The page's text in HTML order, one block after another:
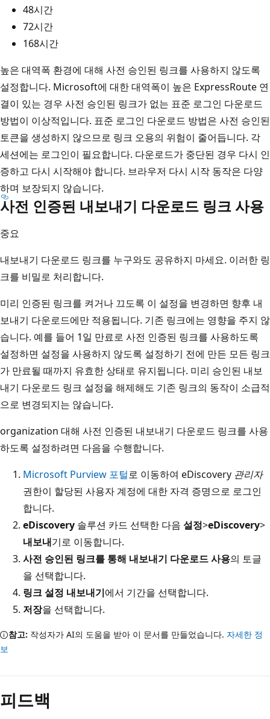
48시간
72시간
168시간
높은 대역폭 환경에 대해 사전 승인된 링크를 사용하지 않도록
설정합니다. Microsoft에 대한 대역폭이 높은 ExpressRoute 연
결이 있는 경우 사전 승인된 링크가 없는 표준 로그인 다운로드
방법이 이상적입니다. 표준 로그인 다운로드 방법은 사전 승인된
토큰을 생성하지 않으므로 링크 오용의 위험이 줄어듭니다. 각
세션에는 로그인이 필요합니다. 다운로드가 중단된 경우 다시 인
증하고 다시 시작해야 합니다. 브라우저 다시 시작 동작은 다양
하며 보장되지 않습니다.
사전 인증된 내보내기 다운로드 링크 사용
중요
내보내기 다운로드 링크를 누구와도 공유하지 마세요. 이러한 링
크를 비밀로 처리합니다.
미리 인증된 링크를 켜거나 끄도록 이 설정을 변경하면 향후 내
보내기 다운로드에만 적용됩니다. 기존 링크에는 영향을 주지 않
습니다. 예를 들어 1일 만료로 사전 인증된 링크를 사용하도록
설정하면 설정을 사용하지 않도록 설정하기 전에 만든 모든 링크
가 만료될 때까지 유효한 상태로 유지됩니다. 미리 승인된 내보
내기 다운로드 링크 설정을 해제해도 기존 링크의 동작이 소급적
으로 변경되지는 않습니다.
organization 대해 사전 인증된 내보내기 다운로드 링크를 사용
하도록 설정하려면 다음을 수행합니다.
Microsoft Purview 포털로 이동하여 eDiscovery 관리자
권한이 할당된 사용자 계정에 대한 자격 증명으로 로그인
합니다.
eDiscovery 솔루션 카드 선택한 다음 설정>eDiscovery>
내보내기로 이동합니다.
사전 승인된 링크를 통해 내보내기 다운로드 사용의 토글
을 선택합니다.
링크 설정 내보내기에서 기간을 선택합니다.
저장을 선택합니다.
참고: 작성자가 AI의 도움을 받아 이 문서를 만들었습니다. 자세한 정
보
기
모
피드백